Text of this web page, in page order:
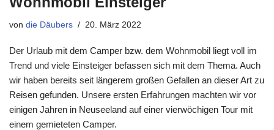
von die Däubers 20. März 2022
Der Urlaub mit dem Camper bzw. dem Wohnmobil liegt voll im
Trend und viele Einsteiger befassen sich mit dem Thema. Auch
wir haben bereits seit längerem großen Gefallen an dieser Art zu
Reisen gefunden. Unsere ersten Erfahrungen machten wir vor
einigen Jahren in Neuseeland auf einer vierwöchigen Tour mit
einem gemieteten Camper.